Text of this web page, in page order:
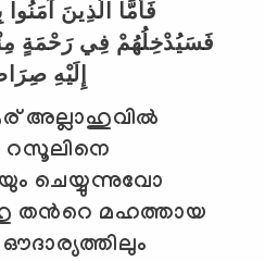
فَأَمَّا الَّذِينَ
فَسَيُدْخِلُهُمْ فِي رَحْمَةٍ
إِلَيْهِ
റസൂലിനെ
ചെയ്യുന്നുവോ
തന്‍റെ മഹത്തായ